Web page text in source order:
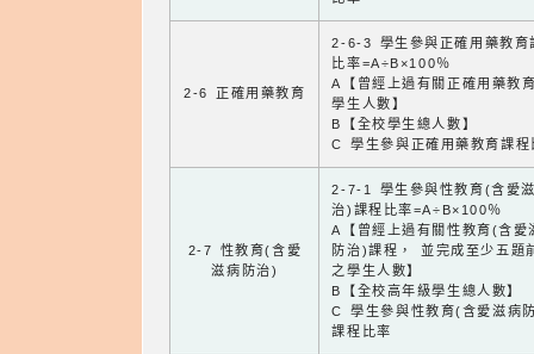
2-6 正確用藥教育
2-6-3 學生參與正確用藥教育
比率=A÷B×100％
A【曾經上過有關正確用藥教
學生人數】
B【全校學生總人數】
C 學生參與正確用藥教育課程
2-7 性教育(含愛
滋病防治)
2-7-1 學生參與性教育(含愛
治)課程比率=A÷B×100％
A【曾經上過有關性教育(含愛
防治)課程， 並完成至少五題
之學生人數】
B【全校高年級學生總人數】
C 學生參與性教育(含愛滋病
課程比率